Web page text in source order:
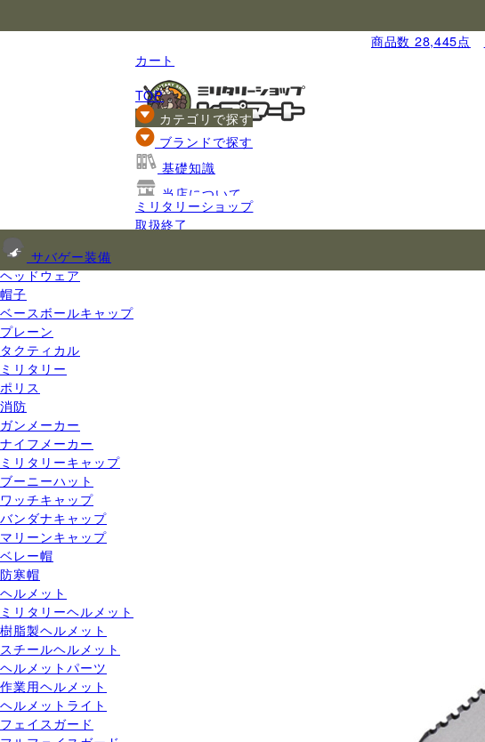
商品数 28,445点
カート
TOP
カテゴリで探す
サバゲー装備
ヘッドウェア
帽子
ベースボールキャップ
プレーン
タクティカル
ミリタリー
ポリス
消防
ガンメーカー
ナイフメーカー
ミリタリーキャップ
ブーニーハット
ワッチキャップ
バンダナキャップ
マリーンキャップ
ベレー帽
防寒帽
ヘルメット
ミリタリーヘルメット
樹脂製ヘルメット
スチールヘルメット
ヘルメットパーツ
作業用ヘルメット
ヘルメットライト
フェイスガード
ブランドで探す
基礎知識
当店について
ご利用ガイド
ミリタリーショップ
取扱終了